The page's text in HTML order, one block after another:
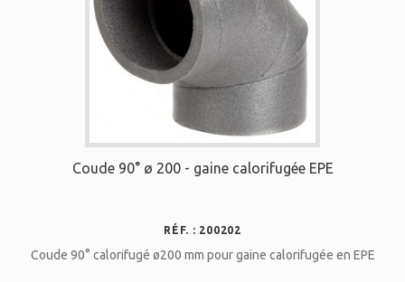
Coude 90° ø 200 - gaine calorifugée EPE
RÉF. : 200202
Coude 90° calorifugé ø200 mm pour gaine calorifugée en EPE